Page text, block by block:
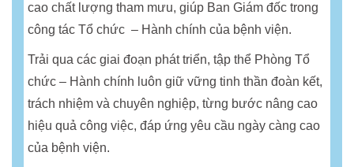
cao chất lượng tham mưu, giúp Ban Giám đốc trong
công tác Tổ chức – Hành chính của bệnh viện.
Trải qua các giai đoạn phát triển, tập thể Phòng Tổ
chức – Hành chính luôn giữ vững tinh thần đoàn kết,
trách nhiệm và chuyên nghiệp, từng bước nâng cao
hiệu quả công việc, đáp ứng yêu cầu ngày càng cao
của bệnh viện.